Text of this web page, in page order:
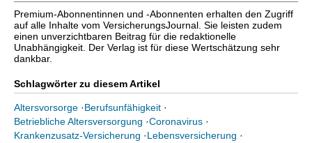
Premium-Abonnentinnen und -Abonnenten erhalten den Zugriff
auf alle Inhalte vom VersicherungsJournal. Sie leisten zudem
einen unverzichtbaren Beitrag für die redaktionelle
Unabhängigkeit. Der Verlag ist für diese Wertschätzung sehr
dankbar.
Schlagwörter zu diesem Artikel
Altersvorsorge ·Berufsunfähigkeit ·
Betriebliche Altersversorgung ·Coronavirus ·
Krankenzusatz-Versicherung ·Lebensversicherung ·